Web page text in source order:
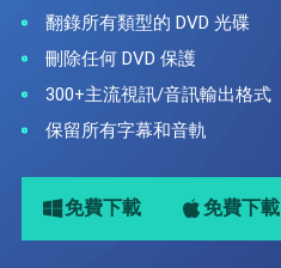
藍光拷貝
翻錄所有類型的 DVD 光碟
刪除任何 DVD 保護
300+主流視訊/音訊輸出格式
保留所有字幕和音軌
免費下載 免費下載